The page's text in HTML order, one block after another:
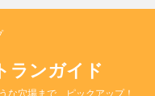
ランガイド
な穴場まで、ピックアップ！